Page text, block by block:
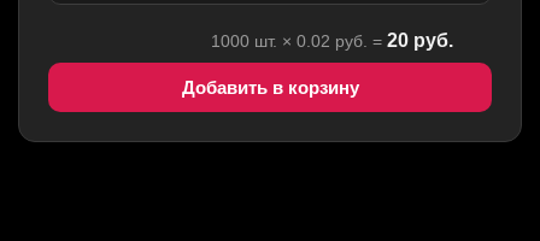
1000 шт. × 0.02 руб. = 20 руб.
Добавить в корзину